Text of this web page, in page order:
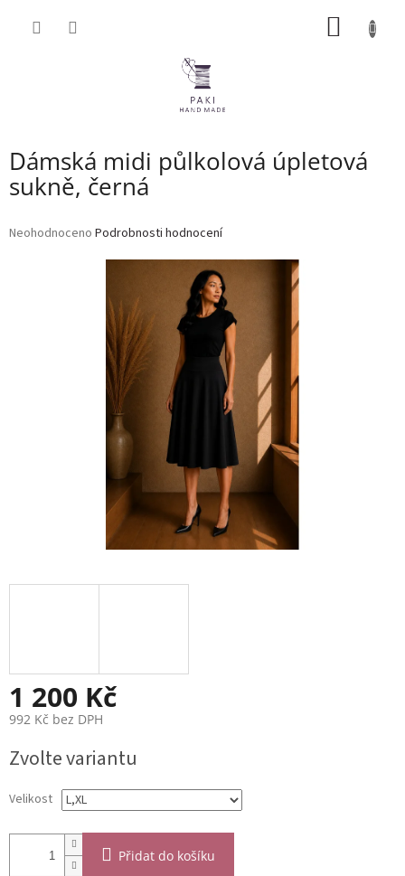
Dámská midi půlkolová úpletová
sukně, černá
Průměrné
Neohodnoceno Podrobnosti hodnocení
1 200 Kč
992 Kč bez DPH
cena:
Zvolte variantu
Velikost
Přidat do košíku